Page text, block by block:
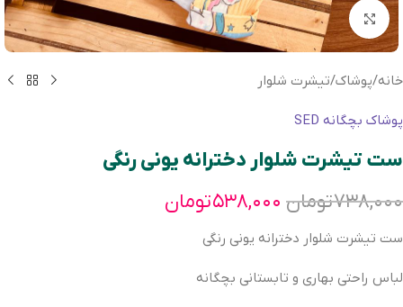
بزرگنمایی تصویر
خانه/پوشاک/تیشرت شلوار
پوشاک بچگانه SED
ست تیشرت شلوار دخترانه یونی رنگی
۷۳۸,۰۰۰تومان ۵۳۸,۰۰۰تومان
ست تیشرت شلوار دخترانه یونی رنگی
لباس راحتی بهاری و تابستانی بچگانه